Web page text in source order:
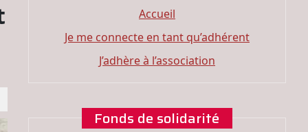
Accueil
Je me connecte en tant qu’adhérent
J’adhère à l’association
Fonds de solidarité